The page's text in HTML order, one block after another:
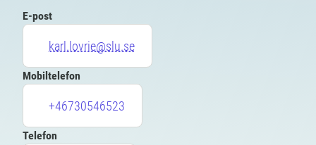
E-post
karl.lovrie@slu.se
Mobiltelefon
+46730546523
Telefon